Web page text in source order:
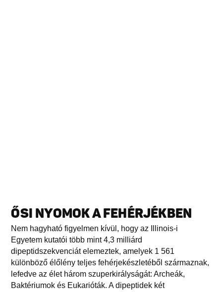
ŐSI NYOMOK A FEHÉRJÉKBEN
Nem hagyható figyelmen kívül, hogy az Illinois-i
Egyetem kutatói több mint 4,3 milliárd
dipeptidszekvenciát elemeztek, amelyek 1 561
különböző élőlény teljes fehérjekészletéből származnak,
lefedve az élet három szuperkirályságát: Archeák,
Baktériumok és Eukarióták. A dipeptidek két